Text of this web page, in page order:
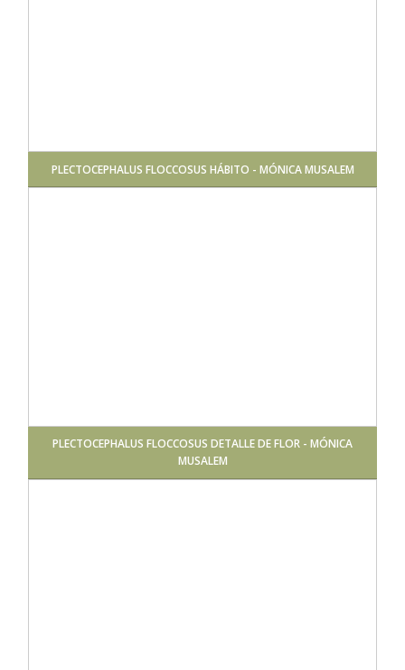
PLECTOCEPHALUS FLOCCOSUS HÁBITO - MÓNICA MUSALEM
PLECTOCEPHALUS FLOCCOSUS DETALLE DE FLOR - MÓNICA
MUSALEM